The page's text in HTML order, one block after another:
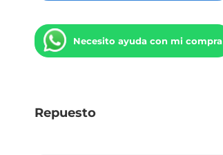
Necesito ayuda con mi compra
Repuesto